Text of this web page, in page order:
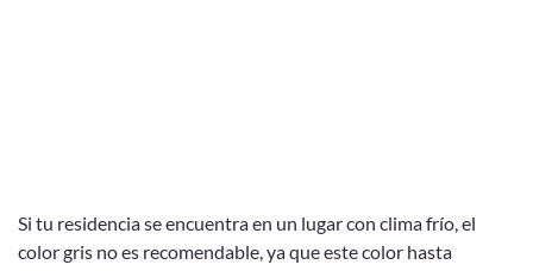
Si tu residencia se encuentra en un lugar con clima frío, el
color gris no es recomendable, ya que este color hasta